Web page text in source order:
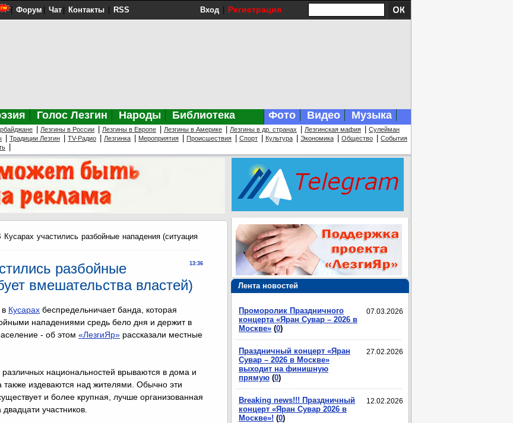
Форум Чат Контакты RSS Вход Регистрация
Голос Лезгин Народы Библиотека Фото Видео Музыка
Лезгины в России Лезгины в Европе Лезгины в Америке Лезгины в др. странах Лезгинская мафия
Сулейман
Традиции Лезгин TV-Радио Лезгинка Мероприятия Происшествия Спорт Культура Экономика Общество События
Лента новостей
07.03.2026
Проморолик Праздничного
концерта «Яран Сувар – 2026 в
Москве» (0)
27.02.2026
Праздничный концерт «Яран
Сувар – 2026 в Москве»
выходит на финишную
прямую (0)
12.02.2026
Breaking news!!! Праздничный
концерт «Яран Сувар 2026 в
Москве»! (0)
участились разбойные нападения (ситуация
13:36
разбойные
вмешательства властей)
Кусарах беспредельничает банда, которая
нападениями средь бело дня и держит в
- об этом «ЛезгиЯр» рассказали местные
национальностей врываются в дома и
издеваются над жителями. Обычно эти
и более крупная, лучше организованная
участников.